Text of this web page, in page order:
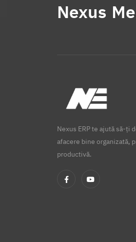
Nexus
Nexus ERP te ajută să-ți
afacere bine organizată,
productivă.